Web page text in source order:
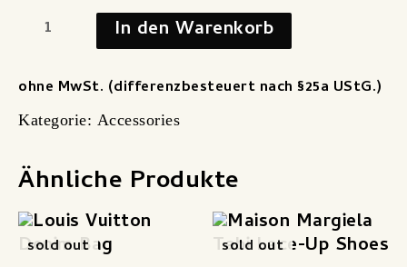
In den Warenkorb
ohne MwSt. (differenzbesteuert nach §25a UStG.)
Kategorie: Accessories
Ähnliche Produkte
sold out sold out